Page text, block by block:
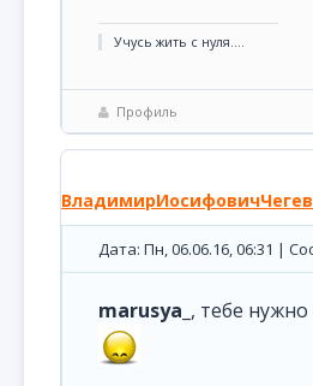
Учусь жить с нуля....
Профиль
Дата: Пн, 06.06.16, 06:31 |
marusya_ , тебе